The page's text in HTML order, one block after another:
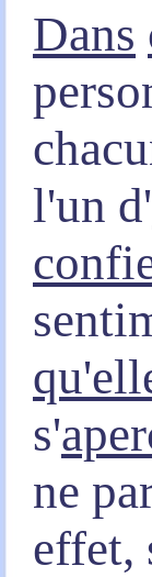
Dans
l'un d'
s'
ne
effet,